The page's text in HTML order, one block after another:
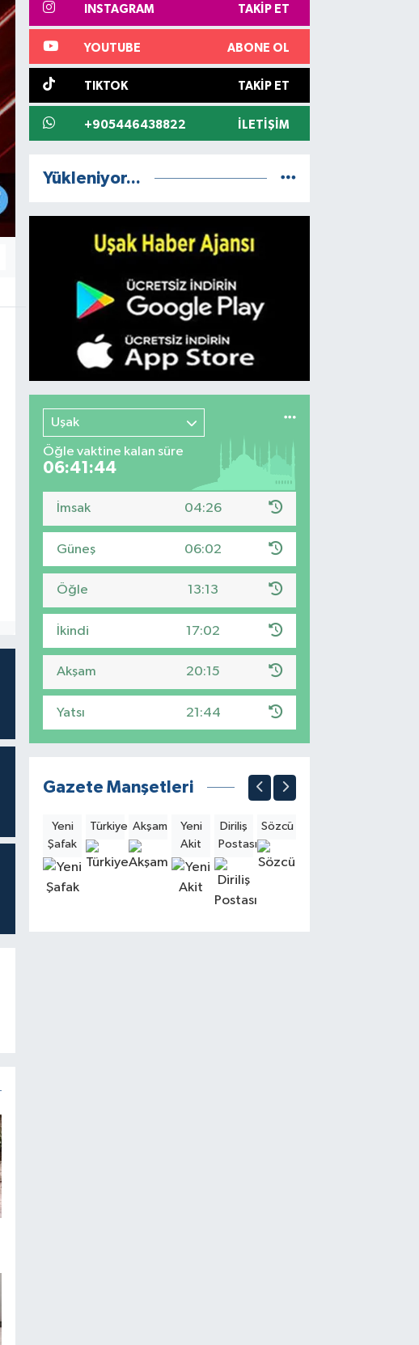
INSTAGRAM TAKIP ET
YOUTUBE ABONE OL
TIKTOK TAKIP ET
+905446438822 İLETIŞIM
Yükleniyor...
Uşak
Öğle vaktine kalan süre
06:41:43
İmsak 04:26
Güneş 06:02
Öğle 13:13
İkindi 17:02
Akşam 20:15
Yatsı 21:44
Gazete Manşetleri
Yeni
Şafak
Türkiye Akşam
Yeni
Akit
Diriliş
Postası
Sözcü